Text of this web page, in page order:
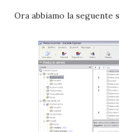
Ora abbiamo la seguente